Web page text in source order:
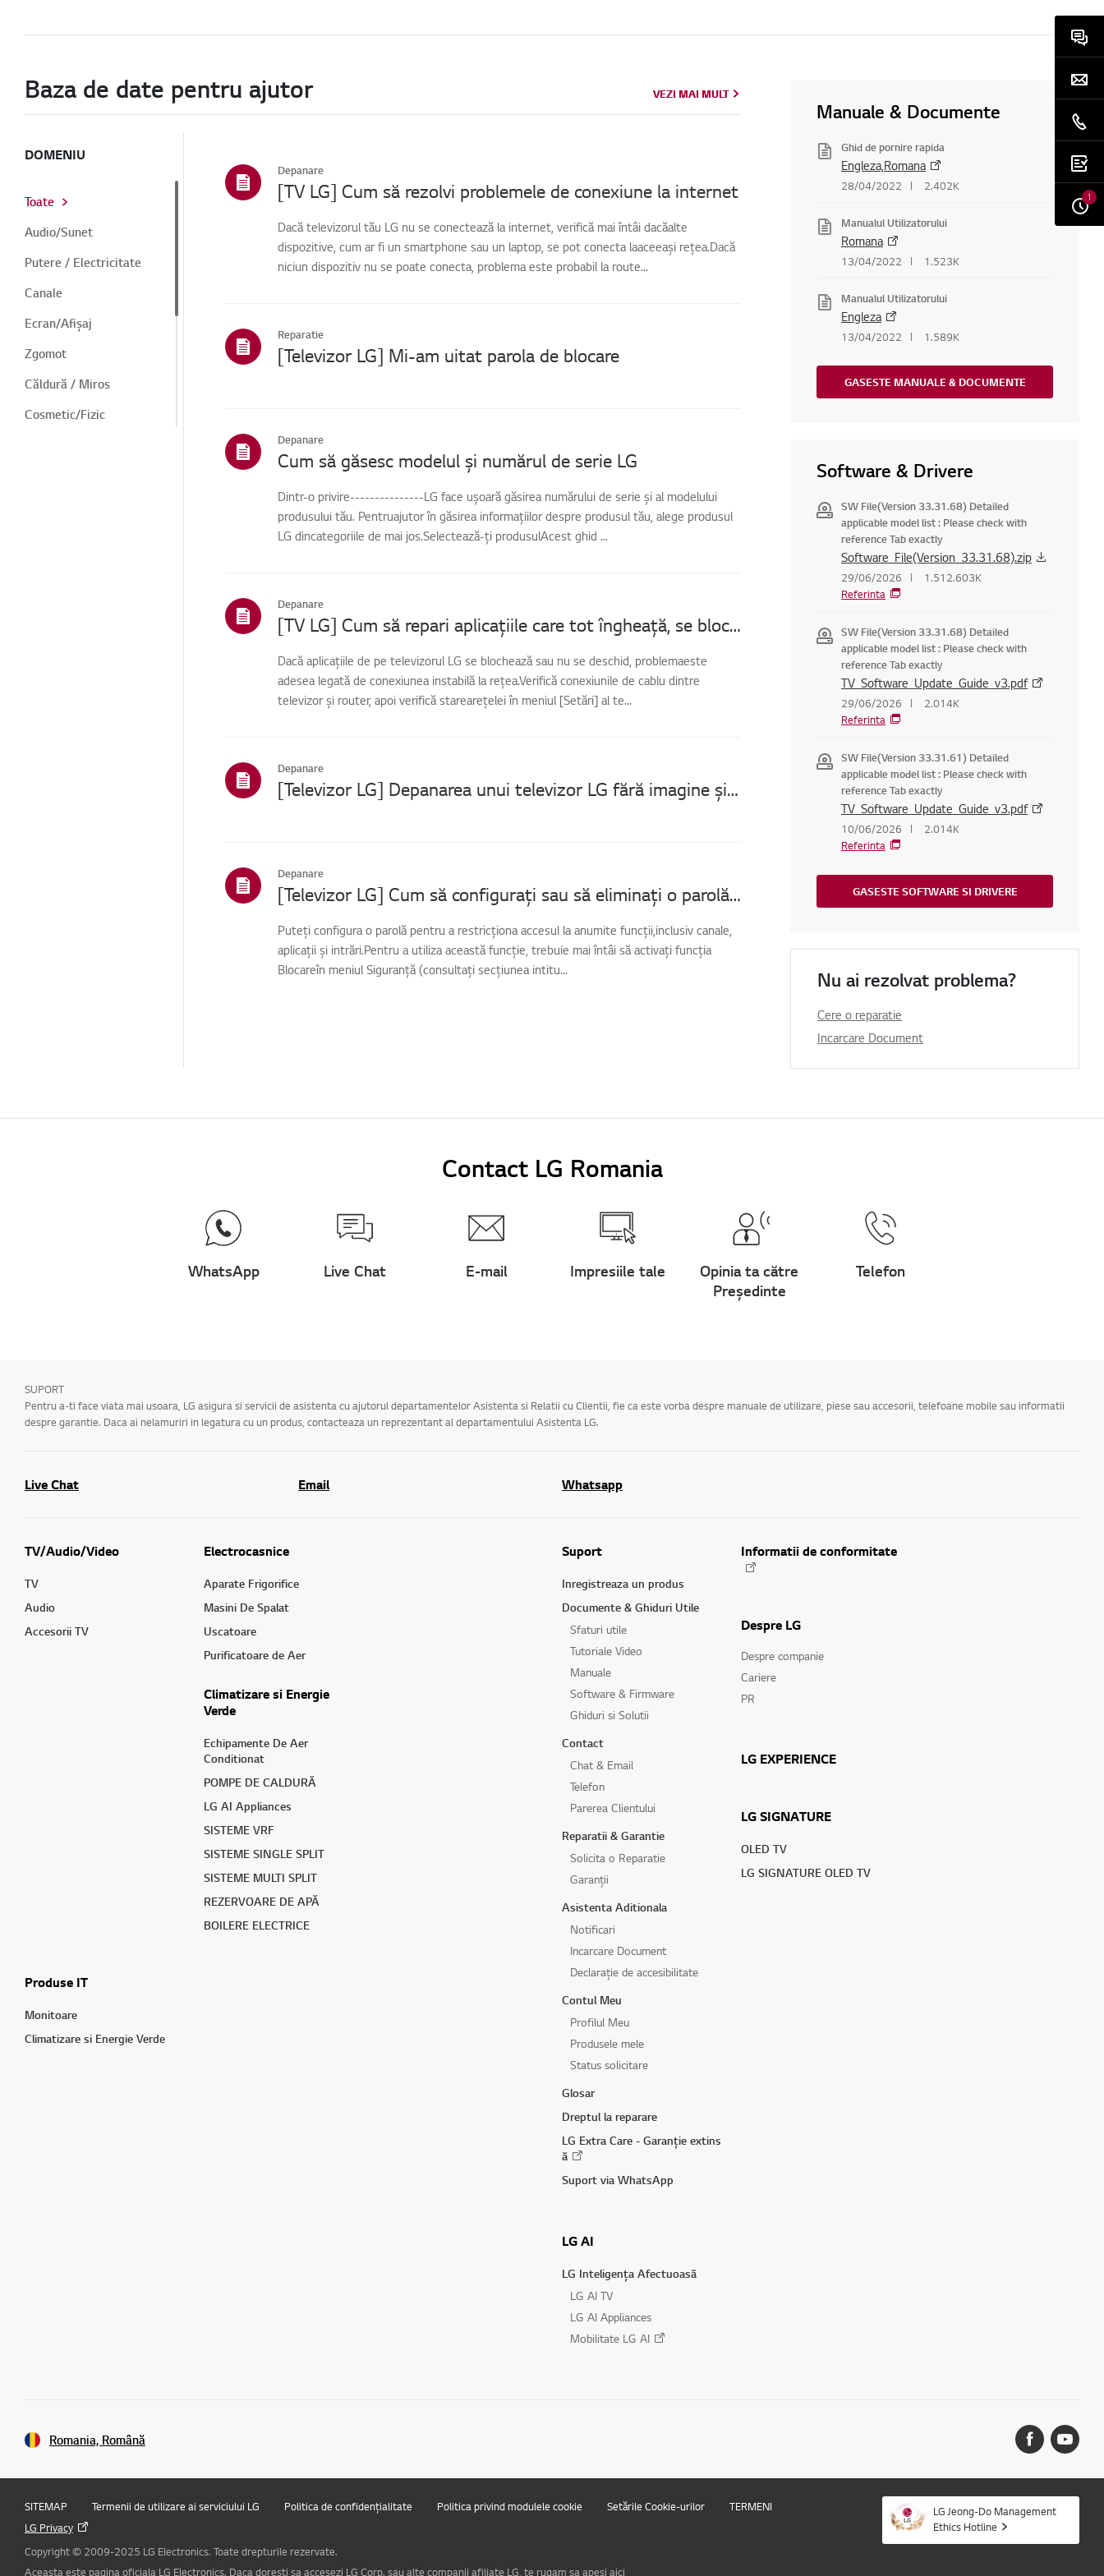
Baza de date pentru ajutor VEZI MAI MULT
DOMENIU
Toate
Audio/Sunet
Putere / Electricitate
Canale
Ecran/Afișaj
Zgomot
Căldură / Miros
Cosmetic/Fizic
Depanare
[TV LG] Cum să rezolvi problemele de conexiune la internet
Dacă televizorul tău LG nu se conectează la internet, verifică mai întâi dacăalte
dispozitive, cum ar fi un smartphone sau un laptop, se pot conecta laaceeași rețea.Dacă
niciun dispozitiv nu se poate conecta, problema este probabil la route...
Reparatie
[Televizor LG] Mi-am uitat parola de blocare
Depanare
Cum să găsesc modelul și numărul de serie LG
Dintr-o privire---------------LG face ușoară găsirea numărului de serie și al modelului
produsului tău. Pentruajutor în găsirea informațiilor despre produsul tău, alege produsul
LG dincategoriile de mai jos.Selectează-ți produsulAcest ghid ...
Depanare
[TV LG] Cum să repari aplicațiile care tot îngheață, se blochează sau nu se încarcă
Dacă aplicațiile de pe televizorul LG se blochează sau nu se deschid, problemaeste
adesea legată de conexiunea instabilă la rețea.Verifică conexiunile de cablu dintre
televizor și router, apoi verifică starearețelei în meniul [Setări] al te...
Depanare
[Televizor LG] Depanarea unui televizor LG fără imagine și fără sunet
Depanare
[Televizor LG] Cum să configurați sau să eliminați o parolă (folosind blocarea parentală)
Puteți configura o parolă pentru a restricționa accesul la anumite funcții,inclusiv canale,
aplicații și intrări.Pentru a utiliza această funcție, trebuie mai întâi să activați funcția
Blocareîn meniul Siguranță (consultați secțiunea intitu...
VEZI MAI MULT
Manuale & Documente
Ghid de pornire rapida
Engleza,Romana
28/04/2022 2.402K
Manualul Utilizatorului
Romana
13/04/2022 1.523K
Manualul Utilizatorului
Engleza
13/04/2022 1.589K
GASESTE MANUALE & DOCUMENTE
Software & Drivere
SW File(Version 33.31.68) Detailed
applicable model list : Please check with
reference Tab exactly
Software_File(Version_33.31.68).zip
29/06/2026
1.512.603K
Referinta
SW File(Version 33.31.68) Detailed
applicable model list : Please check with
reference Tab exactly
TV_Software_Update_Guide_v3.pdf
29/06/2026
2.014K
Referinta
SW File(Version 33.31.61) Detailed
applicable model list : Please check with
reference Tab exactly
TV_Software_Update_Guide_v3.pdf
10/06/2026
2.014K
Referinta
GASESTE SOFTWARE SI DRIVERE
Nu ai rezolvat problema?
Cere o reparatie
Incarcare Document
Contact LG Romania
WhatsApp Live Chat E-mail Impresiile tale
Opinia ta către
Președinte
Telefon
1
SUPORT
Pentru a-ti face viata mai usoara, LG asigura si servicii de asistenta cu ajutorul departamentelor Asistenta si Relatii cu Clientii, fie ca este vorba despre manuale de utilizare, piese sau accesorii, telefoane mobile sau informatii
despre garantie. Daca ai nelamuriri in legatura cu un produs, contacteaza un reprezentant al departamentului Asistenta LG.
Live Chat Email Whatsapp
TV/Audio/Video
TV
Audio
Accesorii TV
Electrocasnice
Aparate Frigorifice
Masini De Spalat
Uscatoare
Purificatoare de Aer
Climatizare si Energie
Verde
Echipamente De Aer
Conditionat
POMPE DE CALDURĂ
LG AI Appliances
SISTEME VRF
SISTEME SINGLE SPLIT
SISTEME MULTI SPLIT
REZERVOARE DE APĂ
BOILERE ELECTRICE
Produse IT
Monitoare
Climatizare si Energie Verde
Suport
Inregistreaza un produs
Documente & Ghiduri Utile
Sfaturi utile
Tutoriale Video
Manuale
Software & Firmware
Ghiduri si Solutii
Contact
Chat & Email
Telefon
Parerea Clientului
Reparatii & Garantie
Solicita o Reparatie
Garanții
Asistenta Aditionala
Notificari
Incarcare Document
Declarație de accesibilitate
Contul Meu
Profilul Meu
Produsele mele
Status solicitare
Glosar
Dreptul la reparare
LG Extra Care - Garanție extins
ă
Suport via WhatsApp
LG AI
LG Inteligența Afectuoasă
LG AI TV
LG AI Appliances
Mobilitate LG AI
Informatii de conformitate
Despre LG
Despre companie
Cariere
PR
LG EXPERIENCE
LG SIGNATURE
OLED TV
LG SIGNATURE OLED TV
Romania, Română
SITEMAP Termenii de utilizare ai serviciului LG Politica de confidențialitate Politica privind modulele cookie Setările Cookie-urilor
TERMENI
LG Privacy
Copyright © 2009-2025 LG Electronics. Toate drepturile rezervate.
Aceasta este pagina oficiala LG Electronics. Daca doresti sa accesezi LG Corp. sau alte companii afiliate LG, te rugam sa apesi aici
LG Jeong-Do Management
Ethics Hotline